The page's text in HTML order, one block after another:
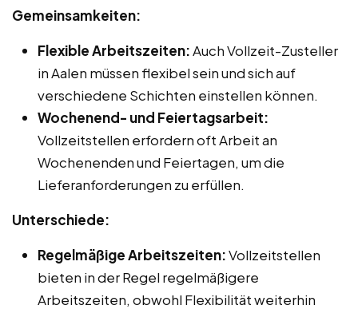
Gemeinsamkeiten:
Flexible Arbeitszeiten:Auch Vollzeit-Zusteller
in Aalen müssen flexibel sein und sich auf
verschiedene Schichten einstellen können.
Wochenend- und Feiertagsarbeit:
Vollzeitstellen erfordern oft Arbeit an
Wochenenden und Feiertagen, um die
Lieferanforderungen zu erfüllen.
Unterschiede:
Regelmäßige Arbeitszeiten:Vollzeitstellen
bieten in der Regel regelmäßigere
Arbeitszeiten, obwohl Flexibilität weiterhin